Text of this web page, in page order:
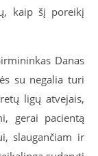
kaip šį poreikį
Danas
su negalia turi
ligų atvejais,
gerai pacientą
slaugančiam ir